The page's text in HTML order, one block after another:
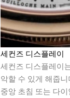
세컨즈 디스플레이
세컨즈 디스플레이
악할 수 있게 해줍
중앙 초침 또는 다